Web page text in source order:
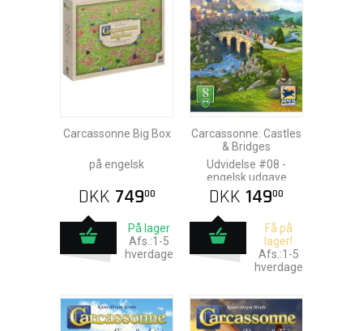
Carcassonne Big Box
på engelsk
DKK 74900
På lager
Afs.:1-5
hverdage
Carcassonne: Castles
& Bridges
Udvidelse #08 -
engelsk udgave
DKK 14900
Få på
lager!
Afs.:1-5
hverdage